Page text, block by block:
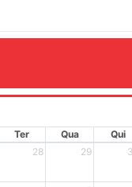
Ter Qua Qui
28 29